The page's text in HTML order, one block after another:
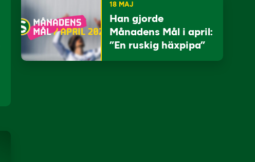
18 MAJ
Han gjorde
Månadens Mål i april:
”En ruskig häxpipa”